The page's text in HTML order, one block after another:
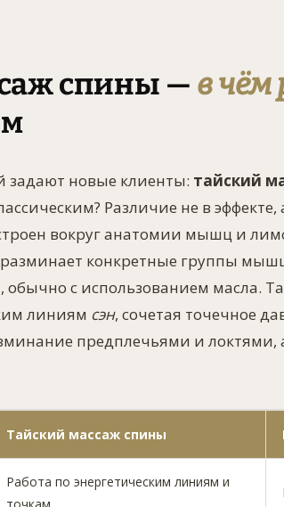
спины — в чём
задают новые клиенты: тайский
Различие не в эффекте,
вокруг анатомии мышц и
конкретные группы
с использованием масла.
линиям сэн, сочетая точечное
предплечьями и локтями,
Тайский массаж спины
Работа по энергетическим линиям и